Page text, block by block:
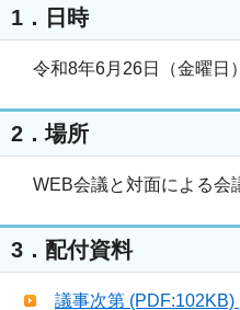
1．日時
令和8年6月26日（金曜日
2．場所
WEB会議と対面による会
3．配付資料
議事次第 (PDF:102KB)